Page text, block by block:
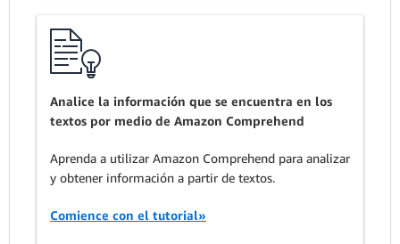
Analice la información que se encuentra en los
textos por medio de Amazon Comprehend
Aprenda a utilizar Amazon Comprehend para analizar
y obtener información a partir de textos.
Comience con el tutorial»